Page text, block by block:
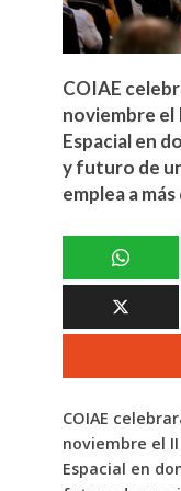
COIAE
noviembre el
Espacial en
y futuro de
emplea a
COIAE
noviembre el
Espacial en